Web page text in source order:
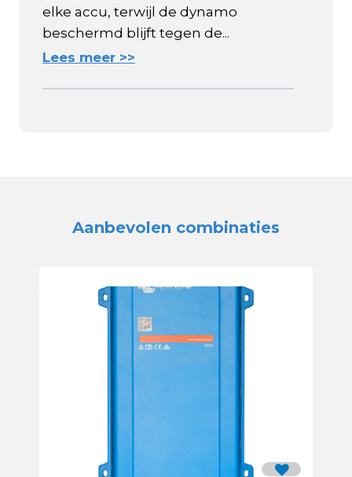
elke accu, terwijl de dynamo
beschermd blijft tegen de...
Lees meer >>
Aanbevolen combinaties